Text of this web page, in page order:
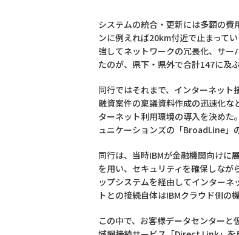
システムの統合・更新には多額の
ンに例えれば20km付近で止まって
強してネットワークの冗長化、サ
たのが、県下・県外で合計147に及
同行ではそれまで、インターネット
融資案件の稟議資料作成の迅速化
ターネット利用環境の導入を決め
ュニケーションズの「BroadLine」
同行は、当時IBMが金融機関向けに
を用い、セキュリティを確保しな
ップシステムを経由してインター
トとの接続自体はIBMクラウド側の
この中で、お客様データセンター